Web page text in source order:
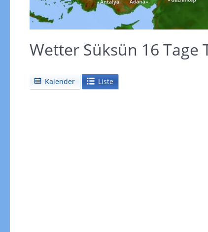
Wetter Süksün 16 Tage
Kalender Liste